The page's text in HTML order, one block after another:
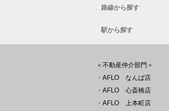
路線から探す
駅から探す
＜不動産仲介部門＞
・ AFLO なんば店
・ AFLO 心斎橋店
・ AFLO 上本町店